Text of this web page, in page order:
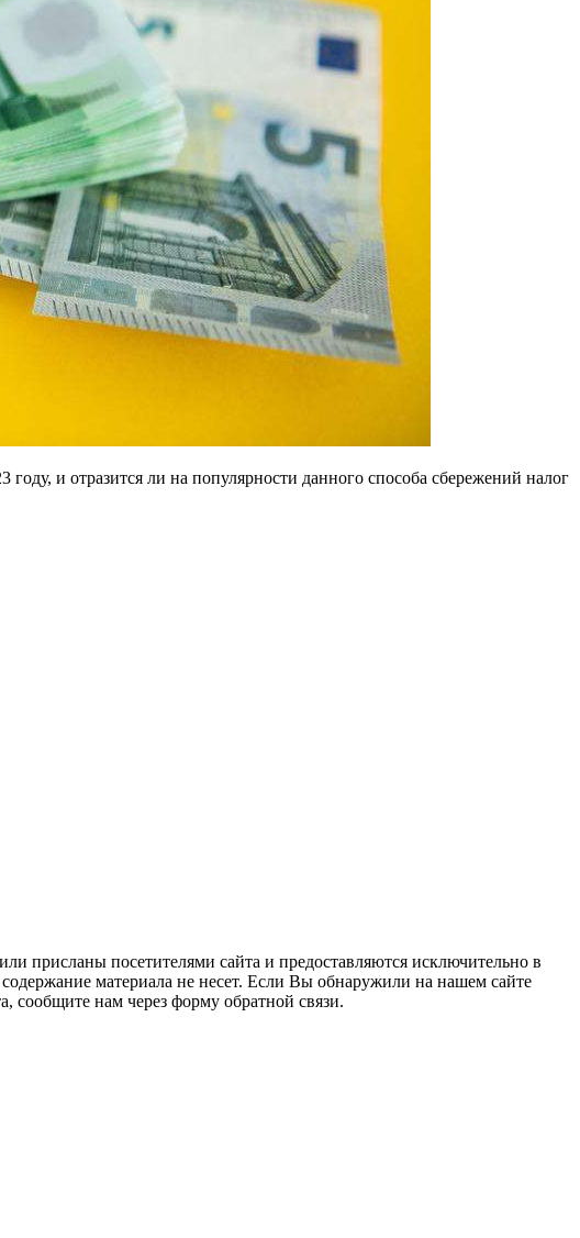
и отразится ли на популярности данного способа сбережений налог
присланы посетителями сайта и предоставляются исключительно в
материала не несет. Если Вы обнаружили на нашем сайте
нам через форму обратной связи.